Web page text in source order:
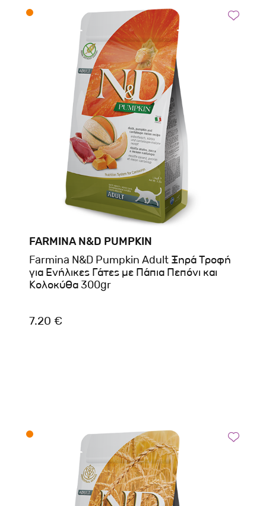
FARMINA N&D PUMPKIN
Farmina N&D Pumpkin Adult Ξηρά Τροφή
για Ενήλικες Γάτες με Πάπια Πεπόνι και
Κολοκύθα 300gr
7.20 €